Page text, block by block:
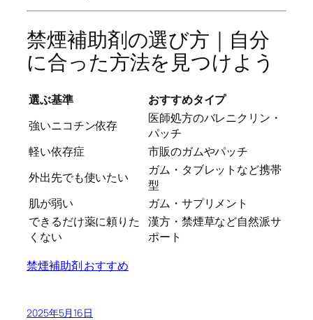
禁煙補助剤の選び方｜自分
に合った方法を見つけよう
選ぶ基準
おすすめタイプ
強いニコチン依存
医師処方のバレニクリン・
パッチ
軽い依存症
市販のガムやパッチ
外出先でも使いたい
ガム・タブレットなど携帯
型
肌が弱い
ガム・サプリメント
できるだけ薬に頼りた
くない
漢方・禁煙草など自然派サ
ポート
禁煙補助剤 おすすめ
2025年5月16日